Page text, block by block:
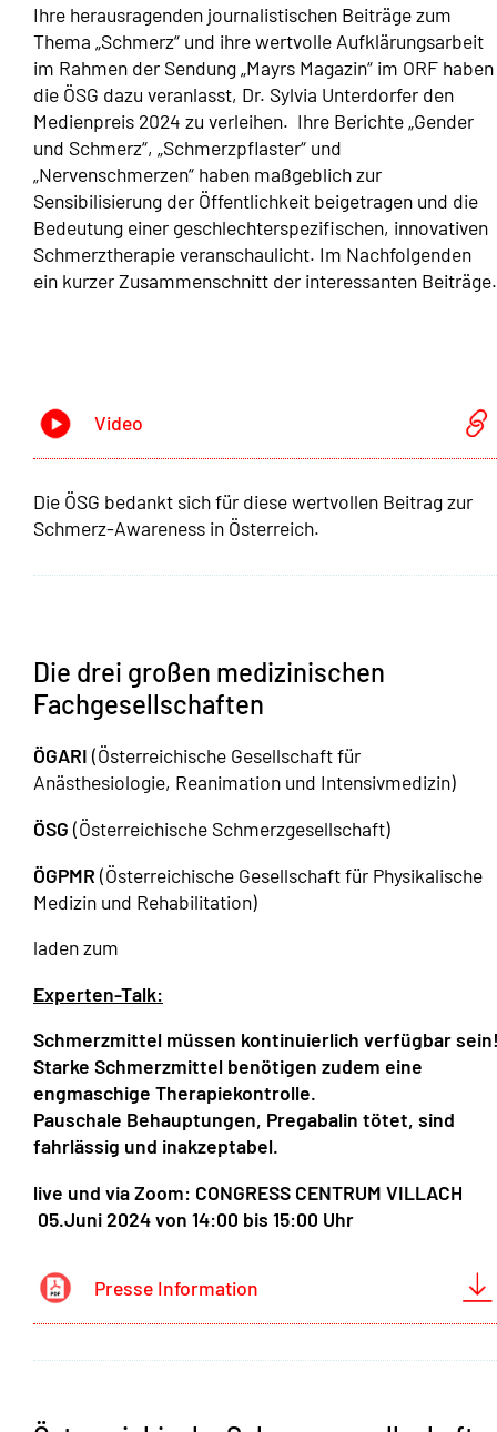
Ihre herausragenden journalistischen Beiträge zum
Thema „Schmerz“ und ihre wertvolle Aufklärungsarbeit
im Rahmen der Sendung „Mayrs Magazin“ im ORF haben
die ÖSG dazu veranlasst, Dr. Sylvia Unterdorfer den
Medienpreis 2024 zu verleihen. Ihre Berichte „Gender
und Schmerz“, „Schmerzpflaster“ und
„Nervenschmerzen“ haben maßgeblich zur
Sensibilisierung der Öffentlichkeit beigetragen und die
Bedeutung einer geschlechterspezifischen, innovativen
Schmerztherapie veranschaulicht. Im Nachfolgenden
ein kurzer Zusammenschnitt der interessanten Beiträge.
Video
Die ÖSG bedankt sich für diese wertvollen Beitrag zur
Schmerz-Awareness in Österreich.
Die drei großen medizinischen
Fachgesellschaften
ÖGARI (Österreichische Gesellschaft für
Anästhesiologie, Reanimation und Intensivmedizin)
ÖSG (Österreichische Schmerzgesellschaft)
ÖGPMR (Österreichische Gesellschaft für Physikalische
Medizin und Rehabilitation)
laden zum
Experten-Talk:
Schmerzmittel müssen kontinuierlich verfügbar
Starke Schmerzmittel benötigen zudem eine
engmaschige Therapiekontrolle.
Pauschale Behauptungen, Pregabalin tötet, sind
fahrlässig und inakzeptabel.
live und via Zoom: CONGRESS CENTRUM VILLACH
05.Juni 2024 von 14:00 bis 15:00 Uhr
Presse Information